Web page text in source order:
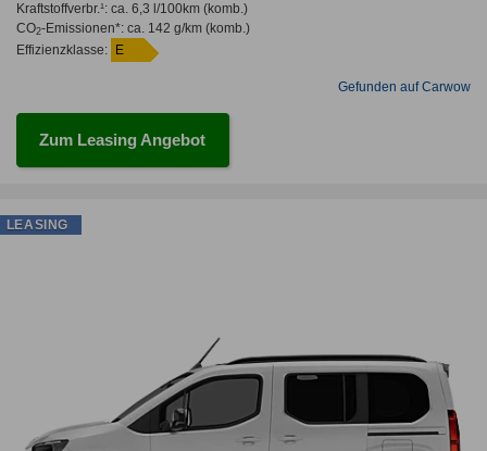
Kraftstoffverbr.¹: ca. 6,3 l/100km(komb.)
CO2-Emissionen*: ca. 142 g/km(komb.)
Effizienzklasse:
E
Gefunden auf Carwow
Zum Leasing Angebot
LEASING